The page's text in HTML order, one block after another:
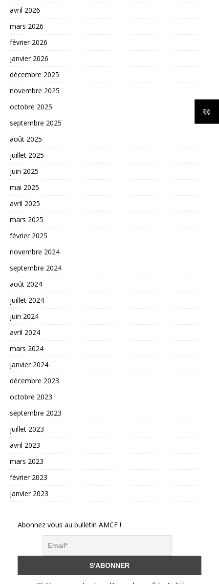
avril 2026
mars 2026
février 2026
janvier 2026
décembre 2025
novembre 2025
octobre 2025
septembre 2025
août 2025
juillet 2025
juin 2025
mai 2025
avril 2025
mars 2025
février 2025
novembre 2024
septembre 2024
août 2024
juillet 2024
juin 2024
avril 2024
mars 2024
janvier 2024
décembre 2023
octobre 2023
septembre 2023
juillet 2023
avril 2023
mars 2023
février 2023
janvier 2023
Abonnez vous au bulletin AMCF !